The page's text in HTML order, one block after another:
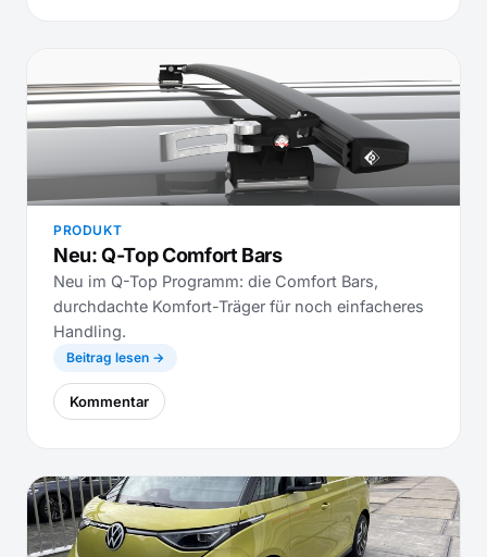
PRODUKT
Neu: Q-Top Comfort Bars
Neu im Q-Top Programm: die Comfort Bars,
durchdachte Komfort-Träger für noch einfacheres
Handling.
Beitrag lesen →
Kommentar